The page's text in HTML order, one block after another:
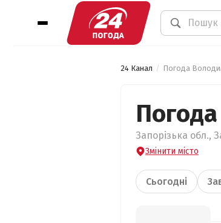
24 Канал Погода
Запорізька обл.,
Змінити місто
Сьогодні